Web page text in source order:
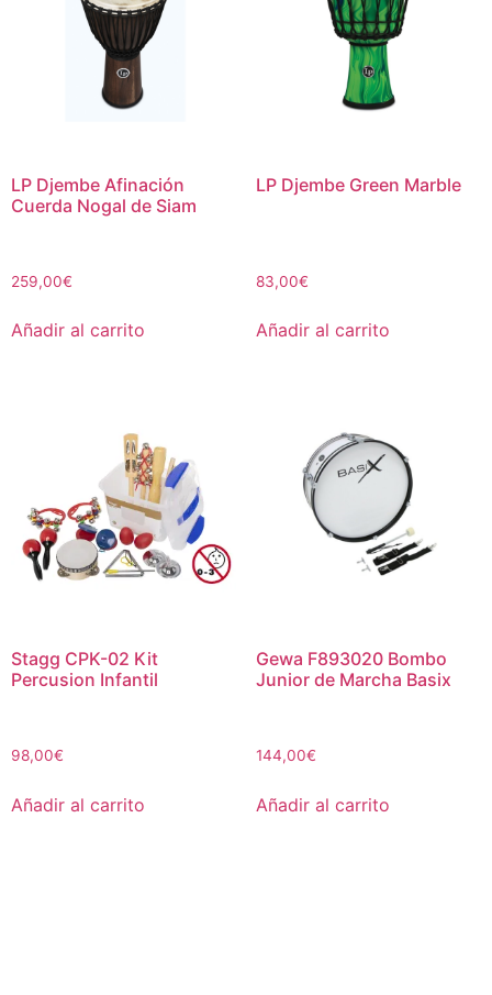
LP Djembe Afinación
Cuerda Nogal de Siam
259,00€
Añadir al carrito
LP Djembe Green Marble
83,00€
Añadir al carrito
Stagg CPK-02 Kit
Percusion Infantil
98,00€
Añadir al carrito
Gewa F893020 Bombo
Junior de Marcha Basix
144,00€
Añadir al carrito